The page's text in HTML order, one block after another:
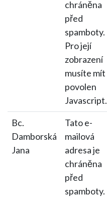
chráněna
před
spamboty.
Pro její
zobrazení
musíte mít
povolen
Javascript.
Bc.
Damborská
Jana
Tato e-
mailová
adresa je
chráněna
před
spamboty.